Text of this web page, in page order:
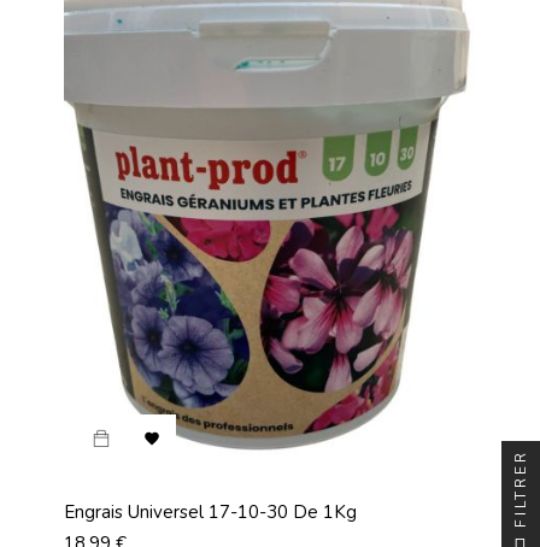

Engrais Universel 17-10-30 De 1Kg
Prix
FILTRER